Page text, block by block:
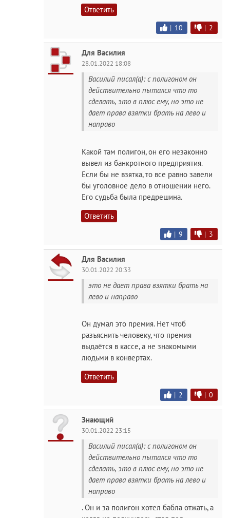
Ответить
| 10 | 2
Для Василия
28.01.2022 18:08
Василий писал(а): с полигоном он
действительно пытался что то
сделать, это в плюс ему, но это не
дает права взятки брать на лево и
направо
Какой там полигон, он его незаконно
вывел из банкротного предприятия.
Если бы не взятка, то все равно завели
бы уголовное дело в отношении него.
Его судьба была предрешина.
Ответить
| 9 | 3
Для Василия
30.01.2022 20:33
это не дает права взятки брать на
лево и направо
Он думал это премия. Нет чтоб
разъяснить человеку, что премия
выдаётся в кассе, а не знакомыми
людьми в конвертах.
Ответить
| 2 | 0
Знающий
30.01.2022 23:15
Василий писал(а): с полигоном он
действительно пытался что то
сделать, это в плюс ему, но это не
дает права взятки брать на лево и
направо
. Он и за полигон хотел бабла отжать, а